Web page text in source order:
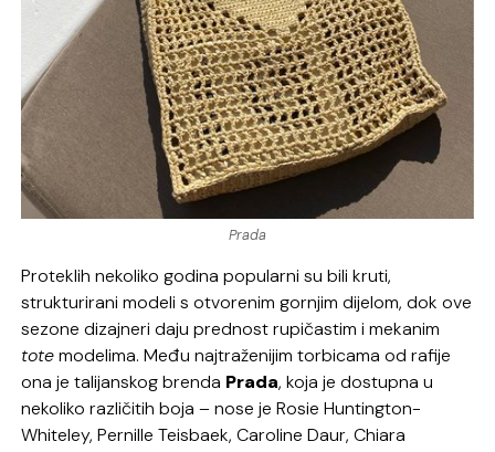
Prada
Proteklih nekoliko godina popularni su bili kruti,
strukturirani modeli s otvorenim gornjim dijelom, dok ove
sezone dizajneri daju prednost rupičastim i mekanim
totemodelima. Među najtraženijim torbicama od rafije
ona je talijanskog brenda Prada, koja je dostupna u
nekoliko različitih boja – nose je Rosie Huntington-
Whiteley, Pernille Teisbaek, Caroline Daur, Chiara